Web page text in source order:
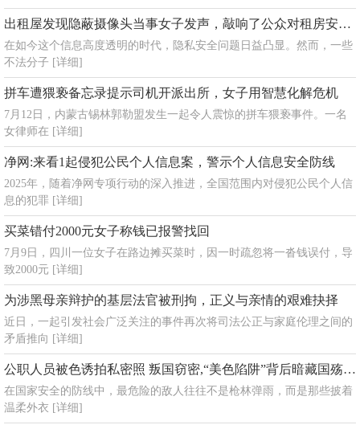
出租屋发现隐蔽摄像头当事女子发声，敲响了公众对租房安全的警钟
在如今这个信息高度透明的时代，隐私安全问题日益凸显。然而，一些
不法分子 [详细]
拼车遭猥亵备忘录提示司机开派出所，女子用智慧化解危机
7月12日，内蒙古锡林郭勒盟发生一起令人震惊的拼车猥亵事件。一名
女律师在 [详细]
净网:来看1起侵犯公民个人信息案，警示个人信息安全防线
2025年，随着净网专项行动的深入推进，全国范围内对侵犯公民个人信
息的犯罪 [详细]
买菜错付2000元女子称钱已报警找回
7月9日，四川一位女子在路边摊买菜时，因一时疏忽将一沓钱误付，导
致2000元 [详细]
为涉黑母亲辩护的基层法官被刑拘，正义与亲情的艰难抉择
近日，一起引发社会广泛关注的事件再次将司法公正与家庭伦理之间的
矛盾推向 [详细]
公职人员被色诱拍私密照 叛国窃密,“美色陷阱”背后暗藏国殇！终酿大祸
在国家安全的防线中，最危险的敌人往往不是枪林弹雨，而是那些披着
温柔外衣 [详细]